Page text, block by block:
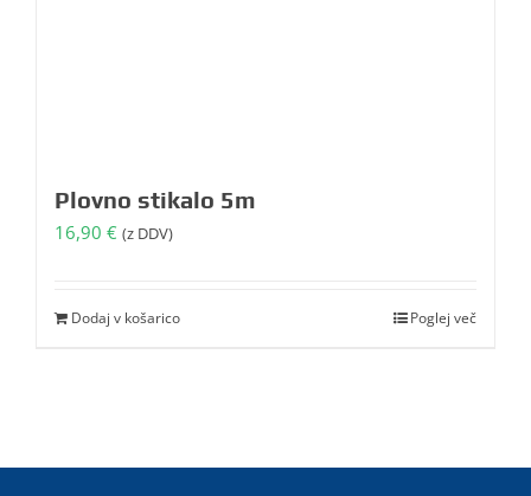
Plovno stikalo 5m
16,90 € (z DDV)
Dodaj v košarico Poglej več